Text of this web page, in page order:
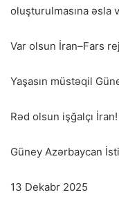
oluşturulmasına əsla
Var olsun İran–Fars
Yaşasın müstəqil
Rəd olsun işğalçı İran!
Güney Azərbaycan
13 Dekabr 2025